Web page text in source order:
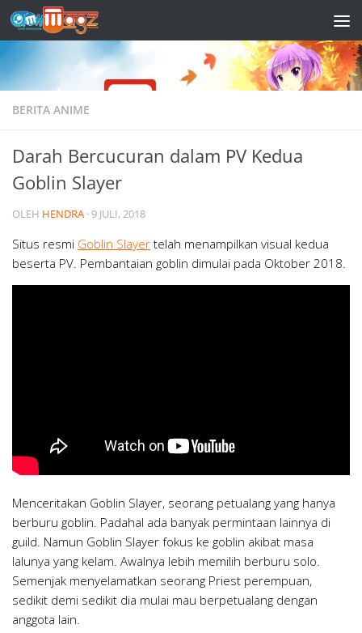
Skip to content
BERITA ANIME
Darah Bercucuran dalam PV Kedua
Goblin Slayer
OLEH HENDRA ·9 JULI, 2018
Situs resmi Goblin Slayer telah menampilkan visual kedua
beserta PV. Pembantaian goblin dimulai pada Oktober 2018.
Menceritakan Goblin Slayer, seorang petualang yang hanya
berburu goblin. Padahal ada banyak permintaan lainnya di
guild. Namun Goblin Slayer fokus ke goblin akibat masa
lalunya yang kelam. Awalnya lebih memilih berburu solo.
Semenjak menyelamatkan seorang Priest perempuan,
sedikit demi sedikit dia mulai mau berpetualang dengan
anggota lain.